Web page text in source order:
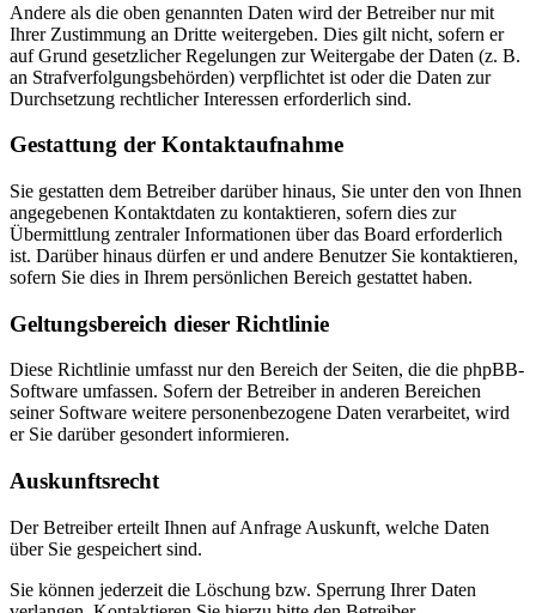
Andere als die oben genannten Daten wird der Betreiber nur mit
Ihrer Zustimmung an Dritte weitergeben. Dies gilt nicht, sofern er
auf Grund gesetzlicher Regelungen zur Weitergabe der Daten (z. B.
an Strafverfolgungsbehörden) verpflichtet ist oder die Daten zur
Durchsetzung rechtlicher Interessen erforderlich sind.
Gestattung der Kontaktaufnahme
Sie gestatten dem Betreiber darüber hinaus, Sie unter den von Ihnen
angegebenen Kontaktdaten zu kontaktieren, sofern dies zur
Übermittlung zentraler Informationen über das Board erforderlich
ist. Darüber hinaus dürfen er und andere Benutzer Sie kontaktieren,
sofern Sie dies in Ihrem persönlichen Bereich gestattet haben.
Geltungsbereich dieser Richtlinie
Diese Richtlinie umfasst nur den Bereich der Seiten, die die phpBB-
Software umfassen. Sofern der Betreiber in anderen Bereichen
seiner Software weitere personenbezogene Daten verarbeitet, wird
er Sie darüber gesondert informieren.
Auskunftsrecht
Der Betreiber erteilt Ihnen auf Anfrage Auskunft, welche Daten
über Sie gespeichert sind.
Sie können jederzeit die Löschung bzw. Sperrung Ihrer Daten